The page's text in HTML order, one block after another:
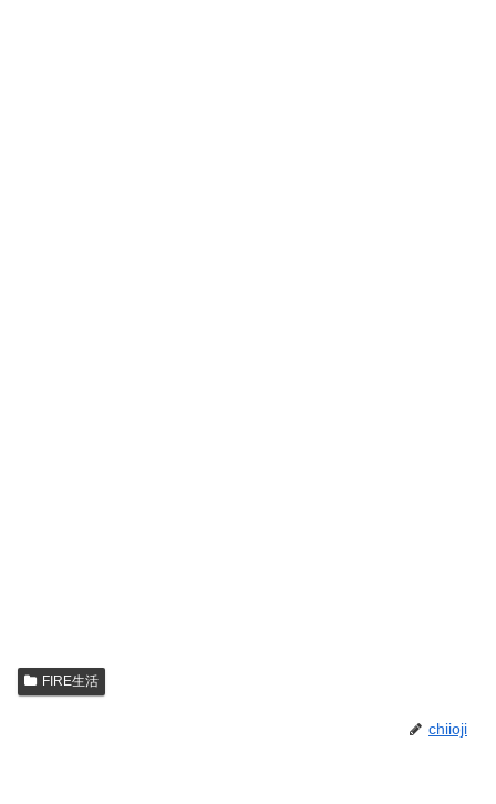
FIRE生活
chiioji